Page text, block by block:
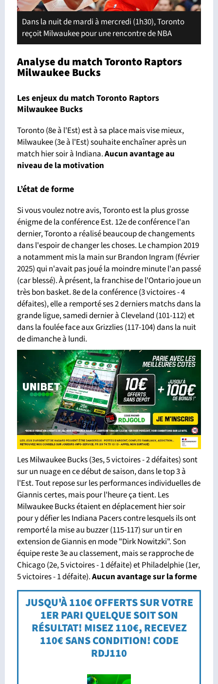
Dans la nuit de mardi à mercredi (1h30), Toronto
reçoit Milwaukee pour une rencontre de NBA
Analyse du match Toronto Raptors
Milwaukee Bucks
Les enjeux du match Toronto Raptors
Milwaukee Bucks
Toronto (8e à l'Est) est à sa place mais vise mieux,
Milwaukee (3e à l'Est) souhaite enchaîner après un
match hier soir à Indiana.Aucun avantageau
niveau de la motivation
L’état de forme
Si vous voulez notre avis, Toronto est la plus grosse
énigme de la conférence Est. 12e de conférence l'an
dernier, Toronto a réalisé beaucoup de changements
dans l'espoir de changer les choses. Le champion 2019
a notamment mis la main sur Brandon Ingram (février
2025) qui n'avait pas joué la moindre minute l'an passé
(car blessé). À présent, la franchise de l'Ontario joue un
très bon basket. 8e de la conférence (3 victoires - 4
défaites), elle a remporté ses 2 derniers matchs dans la
grande ligue, samedi dernier à Cleveland (101-112) et
dans la foulée face aux Grizzlies (117-104) dans la nuit
de dimanche à lundi.
Les Milwaukee Bucks (3es, 5 victoires - 2 défaites) sont
sur un nuage en ce début de saison, dans le top 3 à
l'Est. Tout repose sur les performances individuelles de
Giannis certes, mais pour l'heure ça tient. Les
Milwaukee Bucks étaient en déplacement hier soir
pour y défier les Indiana Pacers contre lesquels ils ont
remporté la mise au buzzer (115-117) sur un tir en
extension de Giannis en mode "Dirk Nowitzki". Son
équipe reste 3e au classement, mais se rapproche de
Chicago (2e, 5 victoires - 1 défaite) et Philadelphie (1er,
5 victoires - 1 défaite).Aucun avantage sur la forme
JUSQU'À 110€ OFFERTS SUR VOTRE
1ER PARI QUELQUE SOIT SON
RÉSULTAT! MISEZ 110€, RECEVEZ
110€ SANS CONDITION! CODE
RDJ110